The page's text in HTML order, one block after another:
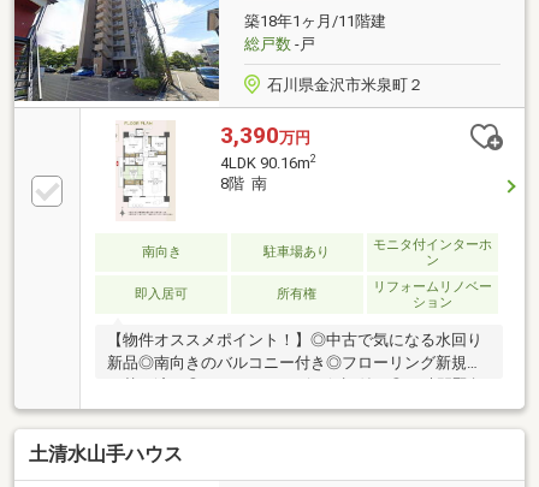
築18年1ヶ月/11階建
総戸数-戸
石川県金沢市米泉町２
3,390万円
4LDK 90.16m2
8階 南
南向き 駐車場あり
モニタ付インターホ
ン
即入居可 所有権
リフォームリノベー
ション
【物件オススメポイント！】◎中古で気になる水回り
新品◎南向きのバルコニー付き◎フローリング新規張
対応サービス付帯ぜひこの機会にお問合せお待ちして
おります。■「想い」を「形」に。設計デザイナーの
こだわりが詰まったワンランク上のハイグレードブラ
ンド「Grace Vista」です。--------見学予約受付中--------
土清水山手ハウス